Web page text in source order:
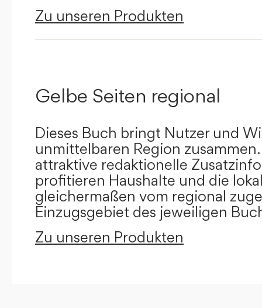
Zu unseren Produkten
Gelbe Seiten regional
Dieses Buch bringt Nutzer und
unmittelbaren Region
attraktive redaktionelle
profitieren Haushalte und die
gleichermaßen vom regional
Einzugsgebiet des jeweiligen
Zu unseren Produkten